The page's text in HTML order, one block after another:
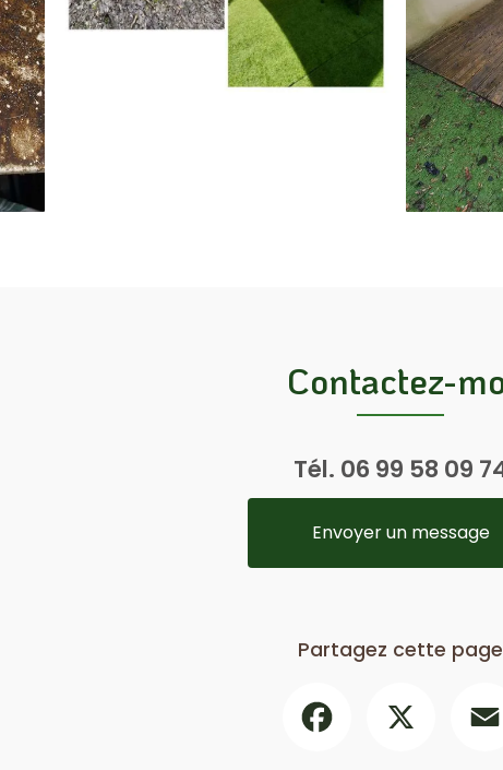
Contactez-
Tél. 06 99 58 09
Envoyer un message
Partagez cette page